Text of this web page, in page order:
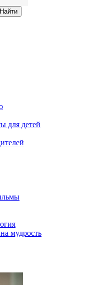
для детей
мудрость